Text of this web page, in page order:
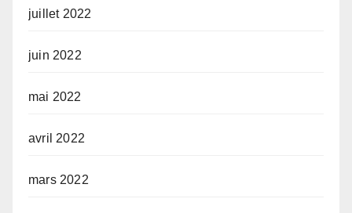
juillet 2022
juin 2022
mai 2022
avril 2022
mars 2022